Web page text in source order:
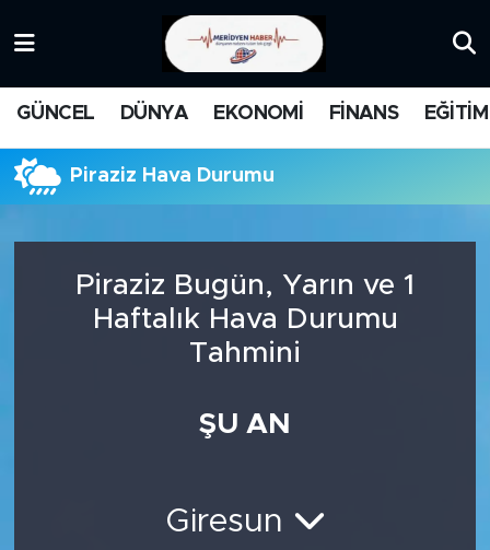
GÜNCEL DÜNYA EKONOMİ FİNANS EĞİTİM
Piraziz Hava Durumu
Piraziz Bugün, Yarın ve 1
Haftalık Hava Durumu
Tahmini
ŞU AN
Giresun
FİNANS
BİLİM-TEKNOLOJİ
Süper Lig Puan Durumu ve Fikstür
Tüm Manşetler
Son Dakika Haberleri